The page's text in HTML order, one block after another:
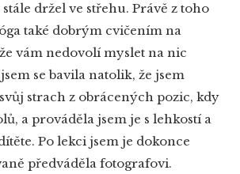
držel ve střehu. Právě z toho
také dobrým cvičením na
vám nedovolí myslet na nic
se bavila natolik, že jsem
strach z obrácených pozic, kdy
a prováděla jsem je s lehkostí a
Po lekci jsem je dokonce
předváděla fotografovi.